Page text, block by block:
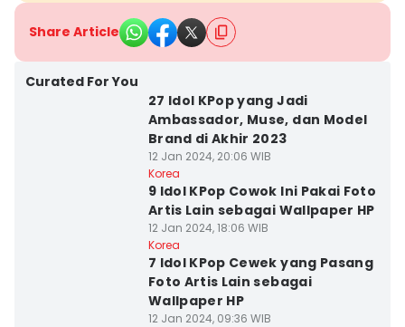
Share Article
Curated For You
27 Idol KPop yang Jadi
Ambassador, Muse, dan Model
Brand di Akhir 2023
12 Jan 2024, 20:06 WIB
Korea
9 Idol KPop Cowok Ini Pakai Foto
Artis Lain sebagai Wallpaper HP
12 Jan 2024, 18:06 WIB
Korea
7 Idol KPop Cewek yang Pasang
Foto Artis Lain sebagai
Wallpaper HP
12 Jan 2024, 09:36 WIB